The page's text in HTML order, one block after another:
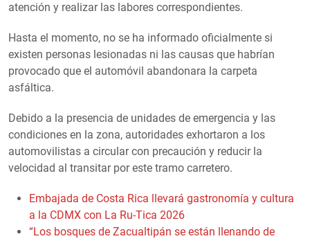
atención y realizar las labores correspondientes.
Hasta el momento, no se ha informado oficialmente si
existen personas lesionadas ni las causas que habrían
provocado que el automóvil abandonara la carpeta
asfáltica.
Debido a la presencia de unidades de emergencia y las
condiciones en la zona, autoridades exhortaron a los
automovilistas a circular con precaución y reducir la
velocidad al transitar por este tramo carretero.
Embajada de Costa Rica llevará gastronomía y cultura
a la CDMX con La Ru-Tica 2026
“Los bosques de Zacualtipán se están llenando de